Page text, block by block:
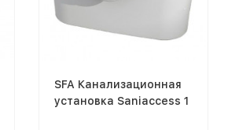
SFA Канализационная
установка Saniaccess 1